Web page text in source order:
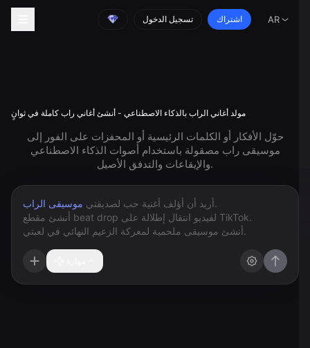
تسجيل الدخول اشتراك AR
مولد أغاني الراب بالذكاء الاصطناعي - أنشئ أغاني راب كاملة في ثوانٍ
حوّل الأفكار أو الكلمات الرئيسية أو المحفزات على الفور إلى
موسيقى راب مصقولة باستخدام أصوات الذكاء الاصطناعي
والإيقاعات والتدفق الأصيل.
موسيقى الراب